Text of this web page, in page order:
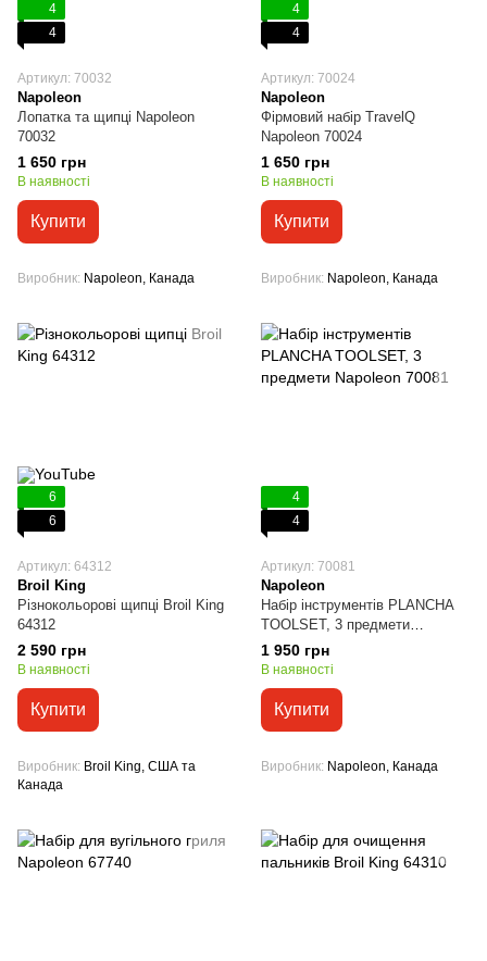
4
4
Артикул: 70032
Napoleon
Лопатка та щипці Napoleon
70032
1 650 грн
В наявності
Купити
Виробник Napoleon, Канада
4
4
Артикул: 70024
Napoleon
Фірмовий набір TravelQ
Napoleon 70024
1 650 грн
В наявності
Купити
Виробник Napoleon, Канада
6
6
Артикул: 64312
Broil King
Різнокольорові щипці Broil King
64312
2 590 грн
В наявності
Купити
Виробник Broil King, США та
Канада
4
4
Артикул: 70081
Napoleon
Набір інструментів PLANCHA
TOOLSET, 3 предмети
Napoleon 70081
1 950 грн
В наявності
Купити
Виробник Napoleon, Канада